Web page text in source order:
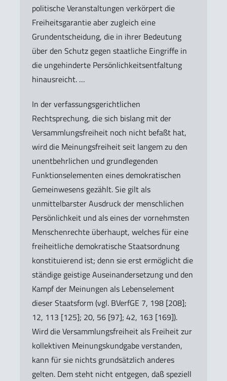
politische Veranstaltungen verkörpert die
Freiheitsgarantie aber zugleich eine
Grundentscheidung, die in ihrer Bedeutung
über den Schutz gegen staatliche Eingriffe in
die ungehinderte Persönlichkeitsentfaltung
hinausreicht. …
In der verfassungsgerichtlichen
Rechtsprechung, die sich bislang mit der
Versammlungsfreiheit noch nicht befaßt hat,
wird die Meinungsfreiheit seit langem zu den
unentbehrlichen und grundlegenden
Funktionselementen eines demokratischen
Gemeinwesens gezählt. Sie gilt als
unmittelbarster Ausdruck der menschlichen
Persönlichkeit und als eines der vornehmsten
Menschenrechte überhaupt, welches für eine
freiheitliche demokratische Staatsordnung
konstituierend ist; denn sie erst ermöglicht die
ständige geistige Auseinandersetzung und den
Kampf der Meinungen als Lebenselement
dieser Staatsform (vgl. BVerfGE 7, 198 [208];
12, 113 [125]; 20, 56 [97]; 42, 163 [169]).
Wird die Versammlungsfreiheit als Freiheit zur
kollektiven Meinungskundgabe verstanden,
kann für sie nichts grundsätzlich anderes
gelten. Dem steht nicht entgegen, daß speziell